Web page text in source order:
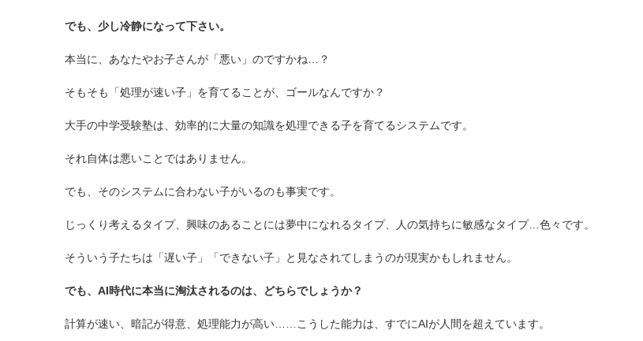
でも、少し冷静になって下さい。
本当に、あなたやお子さんが「悪い」のですかね…？
そもそも「処理が速い子」を育てることが、ゴールなんですか？
大手の中学受験塾は、効率的に大量の知識を処理できる子を育てるシステムです。
それ自体は悪いことではありません。
でも、そのシステムに合わない子がいるのも事実です。
じっくり考えるタイプ、興味のあることには夢中になれるタイプ、人の気持ちに敏感なタイプ…色々です。
そういう子たちは「遅い子」「できない子」と見なされてしまうのが現実かもしれません。
でも、AI時代に本当に淘汰されるのは、どちらでしょうか？
計算が速い、暗記が得意、処理能力が高い……こうした能力は、すでにAIが人間を超えています。